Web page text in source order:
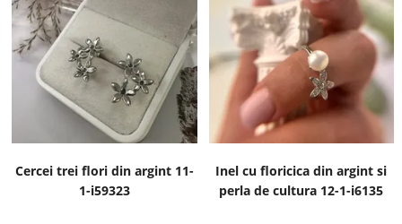
Cercei trei flori din argint 11-
1-i59323
Inel cu floricica din argint si
perla de cultura 12-1-i6135